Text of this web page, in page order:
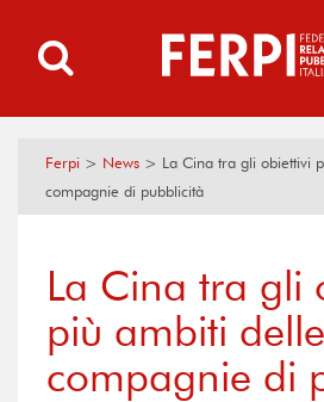
Ferpi > News > La Cina tra gli obiettivi
compagnie di pubblicità
La Cina tra gli
più ambiti
compagnie di